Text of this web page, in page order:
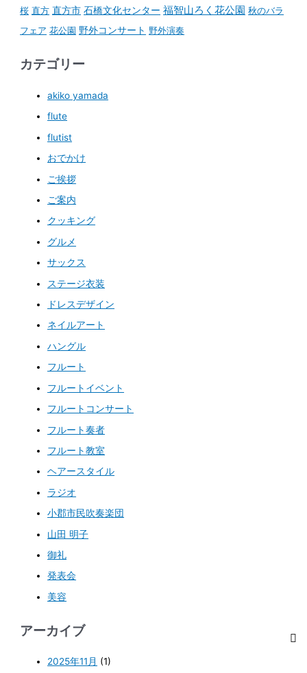
桜 直方 直方市 石橋文化センター 福智山ろく花公園 秋のバラ
フェア 花公園 野外コンサート 野外演奏
カテゴリー
akiko yamada
flute
flutist
おでかけ
ご挨拶
ご案内
クッキング
グルメ
サックス
ステージ衣装
ドレスデザイン
ネイルアート
ハングル
フルート
フルートイベント
フルートコンサート
フルート奏者
フルート教室
ヘアースタイル
ラジオ
小郡市民吹奏楽団
山田 明子
御礼
発表会
美容
アーカイブ
2025年11月 (1)